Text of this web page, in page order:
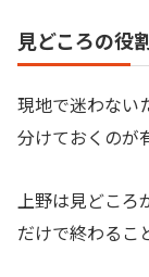
見どころの役
現地で迷わない
分けておくのが
上野は見どころ
だけで終わるこ